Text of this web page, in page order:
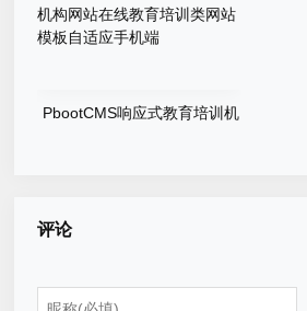
板自适应手机端
PbootCMS响应式教育培训机
评论